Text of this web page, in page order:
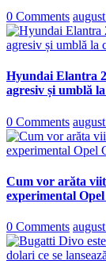
0 Comments
Hyundai Elantra
agresiv și umblă
0 Comments
Cum vor arăta
experimental
0 Comments